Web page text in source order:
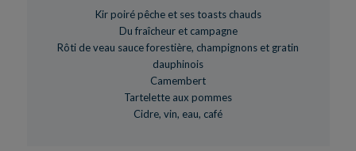
Kir poiré pêche et ses toasts chauds
Du fraîcheur et campagne
Rôti de veau sauce forestière, champignons et gratin
dauphinois
Camembert
Tartelette aux pommes
Cidre, vin, eau, café